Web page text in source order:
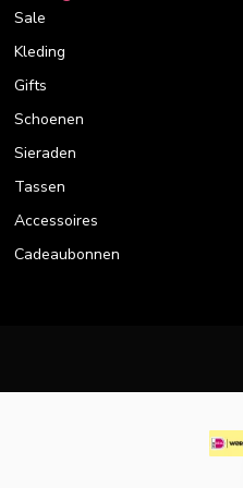
Sale
Kleding
Gifts
Schoenen
Sieraden
Tassen
Accessoires
Cadeaubonnen